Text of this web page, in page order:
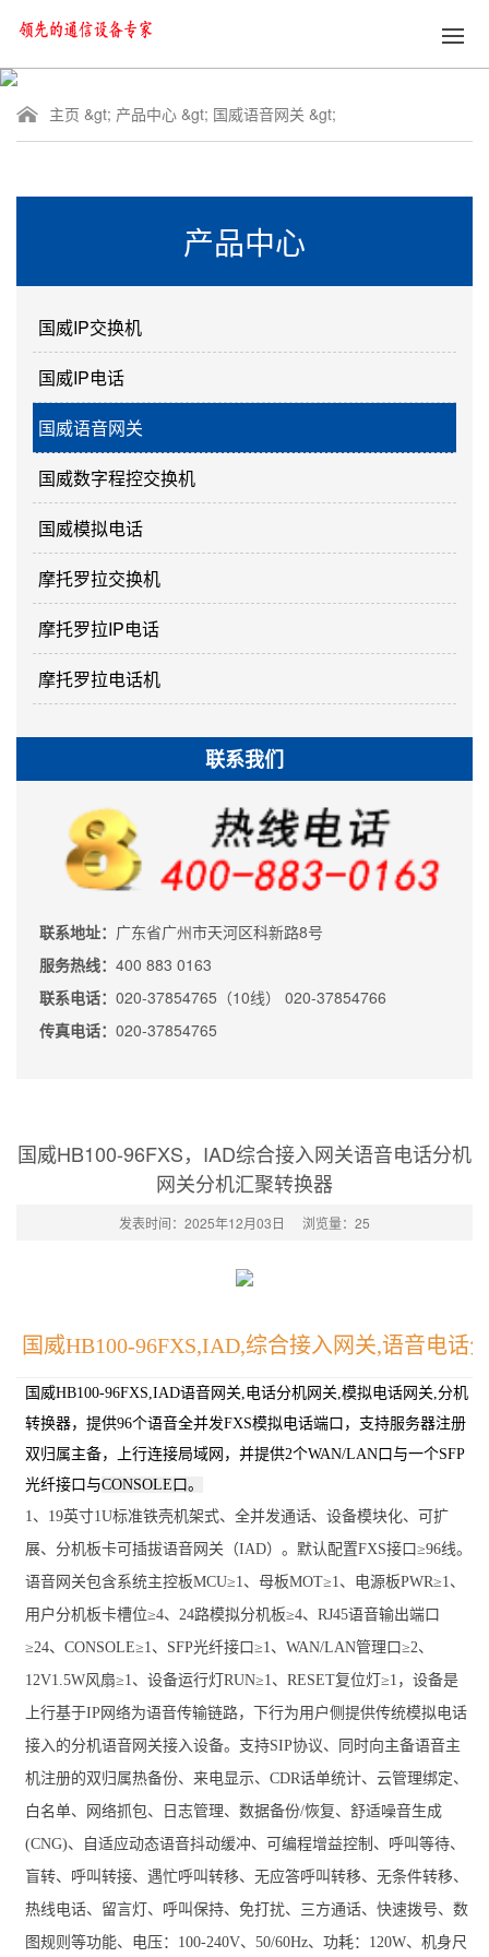
主页 &gt; 产品中心 &gt; 国威语音网关 &gt;
产品中心
国威IP交换机
国威IP电话
国威语音网关
国威数字程控交换机
国威模拟电话
摩托罗拉交换机
摩托罗拉IP电话
摩托罗拉电话机
联系我们
联系地址： 广东省广州市天河区科新路8号
服务热线： 400 883 0163
联系电话： 020-37854765（10线） 020-37854766
传真电话： 020-37854765
国威HB100-96FXS，IAD综合接入网关语音电话分机
网关分机汇聚转换器
发表时间：2025年12月03日 浏览量：25
国威HB100-96FXS,IAD,综合接入网关,语音电话
国威HB100-96FXS,IAD语音网关,电话分机网关,模拟电话网关,分机
转换器，提供96个语音全并发FXS模拟电话端口，支持服务器注册
双归属主备，上行连接局域网，并提供2个WAN/LAN口与一个SFP
光纤接口与CONSOLE口。
1、19英寸1U标准铁壳机架式、全并发通话、设备模块化、可扩
展、分机板卡可插拔语音网关（IAD）。默认配置FXS接口≥96线。
语音网关包含系统主控板MCU≥1、母板MOT≥1、电源板PWR≥1、
用户分机板卡槽位≥4、24路模拟分机板≥4、RJ45语音输出端口
≥24、CONSOLE≥1、SFP光纤接口≥1、WAN/LAN管理口≥2、
12V1.5W风扇≥1、设备运行灯RUN≥1、RESET复位灯≥1，设备是
上行基于IP网络为语音传输链路，下行为用户侧提供传统模拟电话
接入的分机语音网关接入设备。支持SIP协议、同时向主备语音主
机注册的双归属热备份、来电显示、CDR话单统计、云管理绑定、
白名单、网络抓包、日志管理、数据备份/恢复、舒适噪音生成
(CNG)、自适应动态语音抖动缓冲、可编程增益控制、呼叫等待、
盲转、呼叫转接、遇忙呼叫转移、无应答呼叫转移、无条件转移、
热线电话、留言灯、呼叫保持、免打扰、三方通话、快速拨号、数
图规则等功能、电压：100-240V、50/60Hz、功耗：120W、机身尺